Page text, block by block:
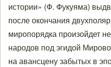
истории» (Ф. Фукуяма)
после окончания
миропорядка произойдет
народов под эгидой
на авансцену забытых в